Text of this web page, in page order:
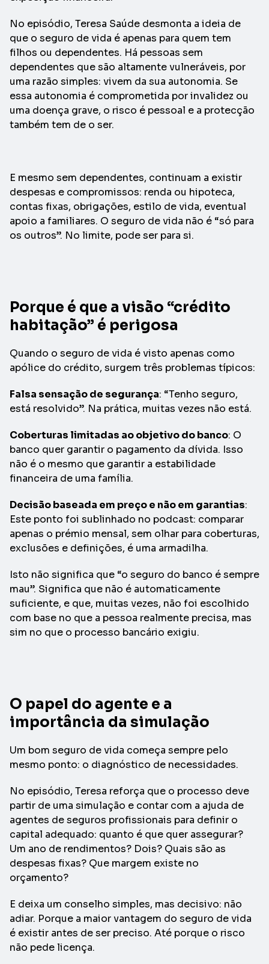
No episódio, Teresa Saúde desmonta a ideia de
que o seguro de vida é apenas para quem tem
filhos ou dependentes. Há pessoas sem
dependentes que são altamente vulneráveis, por
uma razão simples: vivem da sua autonomia. Se
essa autonomia é comprometida por invalidez ou
uma doença grave, o risco é pessoal e a protecção
também tem de o ser.
E mesmo sem dependentes, continuam a existir
despesas e compromissos: renda ou hipoteca,
contas fixas, obrigações, estilo de vida, eventual
apoio a familiares. O seguro de vida não é “só para
os outros”. No limite, pode ser para si.
Porque é que a visão “crédito
habitação” é perigosa
Quando o seguro de vida é visto apenas como
apólice do crédito, surgem três problemas típicos:
Falsa sensação de segurança: “Tenho seguro,
está resolvido”. Na prática, muitas vezes não está.
Coberturas limitadas ao objetivo do banco: O
banco quer garantir o pagamento da dívida. Isso
não é o mesmo que garantir a estabilidade
financeira de uma família.
Decisão baseada em preço e não em garantias:
Este ponto foi sublinhado no podcast: comparar
apenas o prémio mensal, sem olhar para coberturas,
exclusões e definições, é uma armadilha.
Isto não significa que “o seguro do banco é sempre
mau”. Significa que não é automaticamente
suficiente, e que, muitas vezes, não foi escolhido
com base no que a pessoa realmente precisa, mas
sim no que o processo bancário exigiu.
O papel do agente e a
importância da simulação
Um bom seguro de vida começa sempre pelo
mesmo ponto: o diagnóstico de necessidades.
No episódio, Teresa reforça que o processo deve
partir de uma simulação e contar com a ajuda de
agentes de seguros profissionais para definir o
capital adequado: quanto é que quer assegurar?
Um ano de rendimentos? Dois? Quais são as
despesas fixas? Que margem existe no
orçamento?
E deixa um conselho simples, mas decisivo: não
adiar. Porque a maior vantagem do seguro de vida
é existir antes de ser preciso. Até porque o risco
não pede licença.